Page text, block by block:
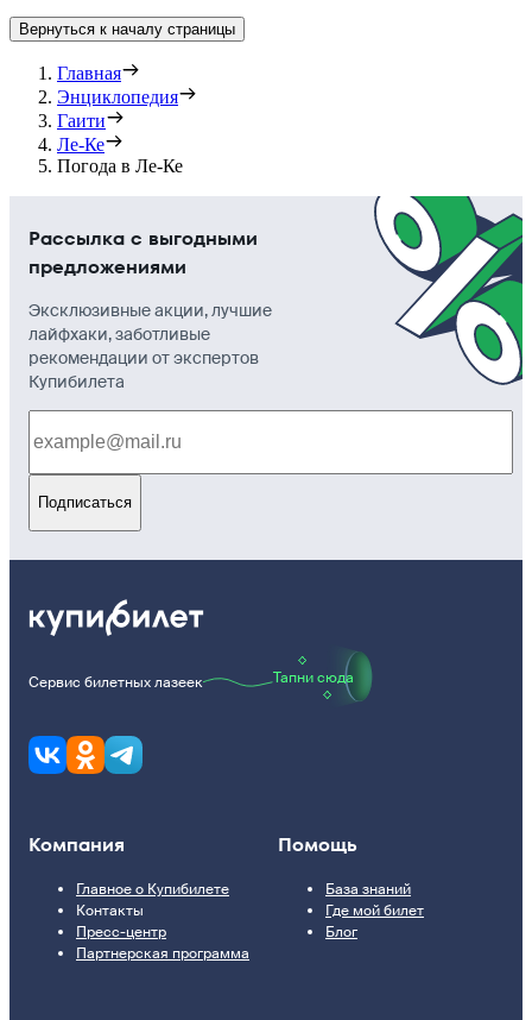
Вернуться к началу страницы
Главная
Энциклопедия
Гаити
Ле-Ке
Погода в Ле-Ке
Рассылка с выгодными
предложениями
Эксклюзивные акции, лучшие
лайфхаки, заботливые
рекомендации от экспертов
Купибилета
Подписаться
Сервис билетных лазеек Тапни сюда
Компания
Главное о Купибилете
Контакты
Пресс-центр
Партнерская программа
Помощь
База знаний
Где мой билет
Блог